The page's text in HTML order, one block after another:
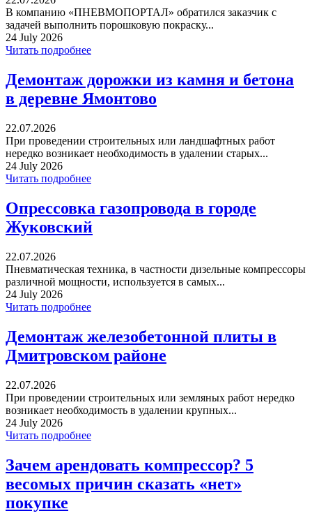
В компанию «ПНЕВМОПОРТАЛ» обратился заказчик с
задачей выполнить порошковую покраску...
24 July 2026
Читать подробнее
Демонтаж дорожки из камня и бетона
в деревне Ямонтово
22.07.2026
При проведении строительных или ландшафтных работ
нередко возникает необходимость в удалении старых...
24 July 2026
Читать подробнее
Опрессовка газопровода в городе
Жуковский
22.07.2026
Пневматическая техника, в частности дизельные компрессоры
различной мощности, используется в самых...
24 July 2026
Читать подробнее
Демонтаж железобетонной плиты в
Дмитровском районе
22.07.2026
При проведении строительных или земляных работ нередко
возникает необходимость в удалении крупных...
24 July 2026
Читать подробнее
Зачем арендовать компрессор? 5
весомых причин сказать «нет»
покупке